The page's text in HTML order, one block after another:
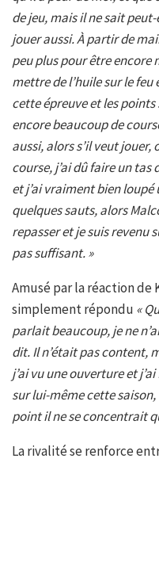
de jeu, mais il ne sait
jouer aussi. À partir de
peu plus pour être encore
mettre de l’huile sur le
cette épreuve et les
encore beaucoup de
aussi, alors s’il veut jouer,
course, j’ai dû faire un
et j’ai vraiment bien
quelques sauts, alors
repasser et je suis revenu
pas suffisant. »
Amusé par la réaction de
simplement répondu «
parlait beaucoup, je ne
dit. Il n’était pas content,
j’ai vu une ouverture et
sur lui-même cette
point il ne se concentrait
La rivalité se renforce